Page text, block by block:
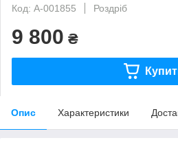
Код: A-001855
Роздріб
9 800 ₴
Опис Характеристики